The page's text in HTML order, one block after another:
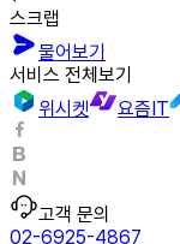
스크랩
물어보기
서비스 전체보기
위시켓
요즘IT
고객 문의
02-6925-4867